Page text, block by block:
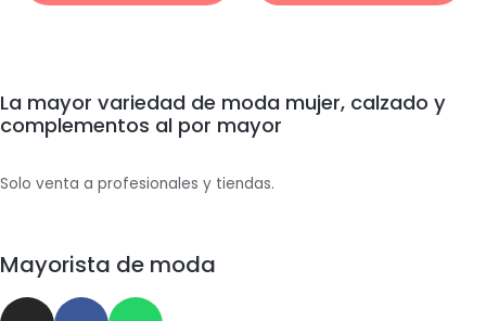
La mayor variedad de moda mujer, calzado y
complementos al por mayor
Solo venta a profesionales y tiendas.
Mayorista de moda